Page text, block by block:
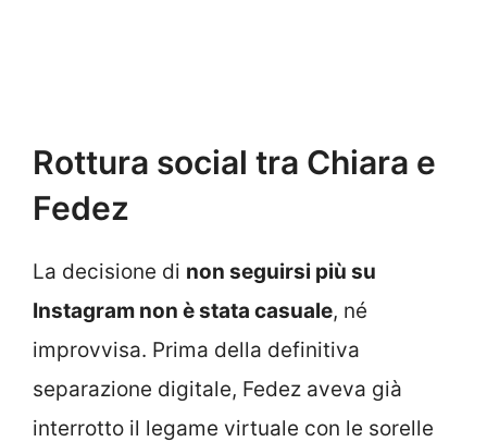
Rottura social tra Chiara e
Fedez
La decisione di non seguirsi più su
Instagram non è stata casuale, né
improvvisa. Prima della definitiva
separazione digitale, Fedez aveva già
interrotto il legame virtuale con le sorelle